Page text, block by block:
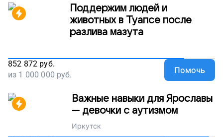
Поддержим людей и
животных в Туапсе после
разлива мазута
852 872 руб.
из 1 000 000 руб. Помочь
Важные навыки для Ярославы
— девочки с аутизмом
Иркутск